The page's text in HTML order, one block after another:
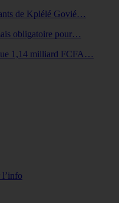
de Kplélé Govié…
obligatoire pour…
1,14 milliard FCFA…